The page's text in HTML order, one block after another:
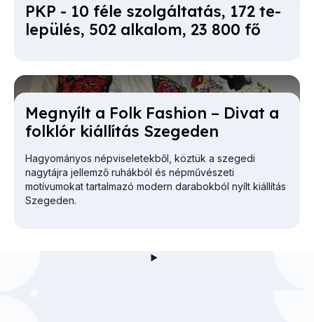
PKP - 10 fé­le szol­gál­ta­tás, 172 te­
le­pü­lés, 502 al­ka­lom, 23 800 fő
Meg­nyílt a Folk Fashi­on – Di­vat a
folk­lór ki­ál­lí­tás Sze­ge­den
Hagyományos népviseletekből, köztük a szegedi
nagytájra jellemző ruhákból és népművészeti
motívumokat tartalmazó modern darabokból nyílt kiállítás
Szegeden.